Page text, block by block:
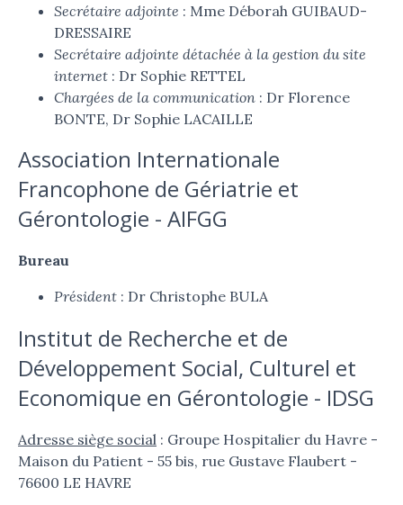
Secrétaire adjointe : Mme Déborah GUIBAUD-
DRESSAIRE
Secrétaire adjointe détachée à la gestion du site
internet : Dr Sophie RETTEL
Chargées de la communication : Dr Florence
BONTE, Dr Sophie LACAILLE
Association Internationale
Francophone de Gériatrie et
Gérontologie - AIFGG
Bureau
Président : Dr Christophe BULA
Institut de Recherche et de
Développement Social, Culturel et
Economique en Gérontologie - IDSG
Adresse siège social : Groupe Hospitalier du Havre -
Maison du Patient - 55 bis, rue Gustave Flaubert -
76600 LE HAVRE